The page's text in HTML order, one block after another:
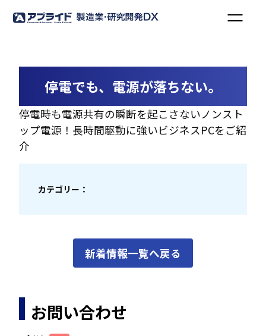
停電でも、電源が落ちない。
停電時も電源共有の瞬断を起こさないノンスト
ップ電源！長時間駆動に強いビジネスPCをご紹
介
カテゴリー：
新着情報一覧へ戻る
お問い合わせ